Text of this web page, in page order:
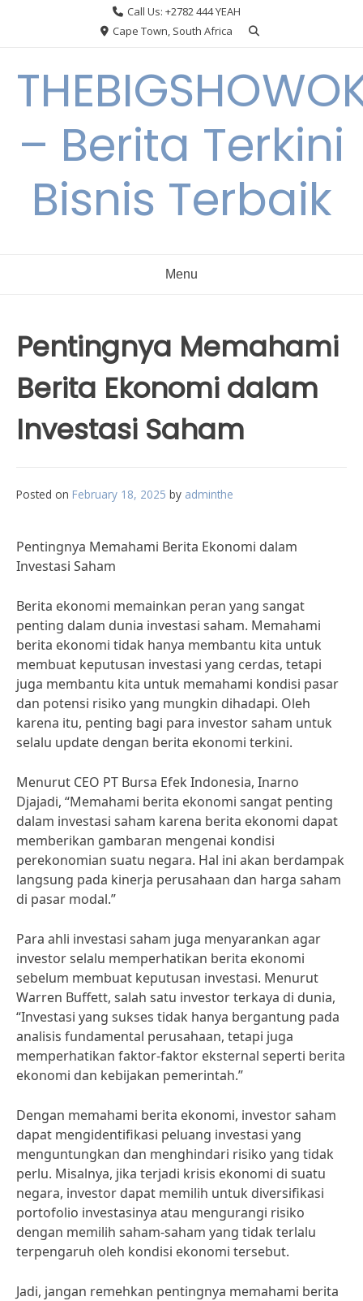
Call Us: +2782 444 YEAH
Cape Town, South Africa
– Berita Terkini
Bisnis Terbaik
Menu
Pentingnya Memahami
Berita Ekonomi dalam
Investasi Saham
Posted on February 18, 2025 by adminthe
Pentingnya Memahami Berita Ekonomi dalam
Investasi Saham
Berita ekonomi memainkan peran yang sangat
penting dalam dunia investasi saham. Memahami
berita ekonomi tidak hanya membantu kita untuk
membuat keputusan investasi yang cerdas, tetapi
juga membantu kita untuk memahami kondisi pasar
dan potensi risiko yang mungkin dihadapi. Oleh
karena itu, penting bagi para investor saham untuk
selalu update dengan berita ekonomi terkini.
Menurut CEO PT Bursa Efek Indonesia, Inarno
Djajadi, “Memahami berita ekonomi sangat penting
dalam investasi saham karena berita ekonomi dapat
memberikan gambaran mengenai kondisi
perekonomian suatu negara. Hal ini akan berdampak
langsung pada kinerja perusahaan dan harga saham
di pasar modal.”
Para ahli investasi saham juga menyarankan agar
investor selalu memperhatikan berita ekonomi
sebelum membuat keputusan investasi. Menurut
Warren Buffett, salah satu investor terkaya di dunia,
“Investasi yang sukses tidak hanya bergantung pada
analisis fundamental perusahaan, tetapi juga
memperhatikan faktor-faktor eksternal seperti berita
ekonomi dan kebijakan pemerintah.”
Dengan memahami berita ekonomi, investor saham
dapat mengidentifikasi peluang investasi yang
menguntungkan dan menghindari risiko yang tidak
perlu. Misalnya, jika terjadi krisis ekonomi di suatu
negara, investor dapat memilih untuk diversifikasi
portofolio investasinya atau mengurangi risiko
dengan memilih saham-saham yang tidak terlalu
terpengaruh oleh kondisi ekonomi tersebut.
Jadi, jangan remehkan pentingnya memahami berita